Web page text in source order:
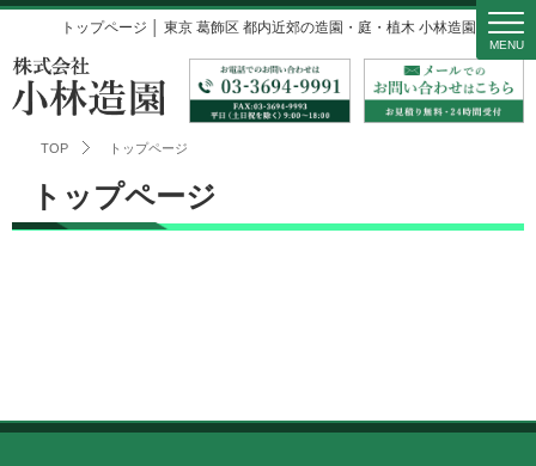
トップページ │ 東京 葛飾区 都内近郊の造園・庭・植木 小林造園
MENU
TOP トップページ
トップページ